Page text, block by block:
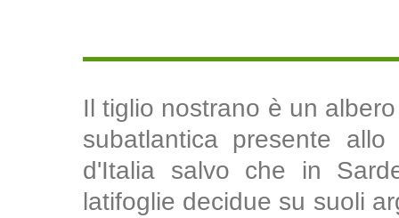
Il tiglio nostrano è un
subatlantica presente
d'Italia salvo che in
latifoglie decidue su suoli